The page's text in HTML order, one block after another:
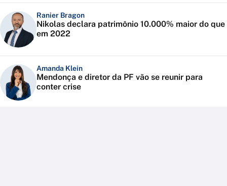
Ranier Bragon
Nikolas declara patrimônio 10.000% maior do que
em 2022
Amanda Klein
Mendonça e diretor da PF vão se reunir para
conter crise